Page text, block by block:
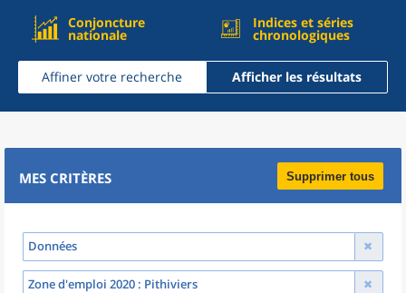
Conjoncture
nationale
Indices et séries
chronologiques
Affiner votre recherche Afficher les résultats
MES CRITÈRES Supprimer tous
Données
Zone d'emploi 2020 : Pithiviers